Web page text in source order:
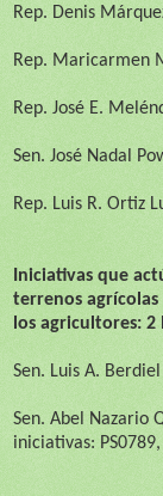
Rep. Denis
Rep. Maricarmen
Rep. José E.
Sen. José Nadal
Rep. Luis R. Ortiz
Iniciativas que
terrenos
los agricultores: 2
Sen. Luis A.
Sen. Abel Nazario
iniciativas: PS0789,